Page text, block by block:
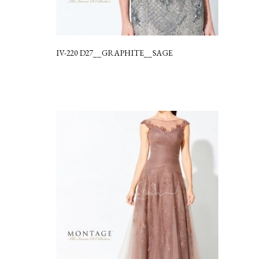
IV-220 D27__GRAPHITE__SAGE